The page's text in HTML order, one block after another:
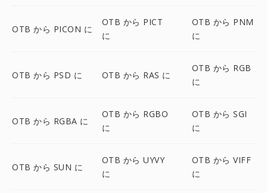
OTB から PICON に
OTB から PICT
に
OTB から PNM
に
OTB から PSD に OTB から RAS に
OTB から RGB
に
OTB から RGBA に
OTB から RGBO
に
OTB から SGI
に
OTB から SUN に
OTB から UYVY
に
OTB から VIFF
に